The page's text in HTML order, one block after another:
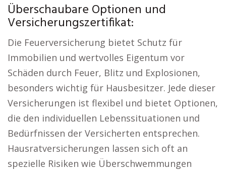
Überschaubare Optionen und
Versicherungszertifikat:
Die Feuerversicherung bietet Schutz für
Immobilien und wertvolles Eigentum vor
Schäden durch Feuer, Blitz und Explosionen,
besonders wichtig für Hausbesitzer. Jede dieser
Versicherungen ist flexibel und bietet Optionen,
die den individuellen Lebenssituationen und
Bedürfnissen der Versicherten entsprechen.
Hausratversicherungen lassen sich oft an
spezielle Risiken wie Überschwemmungen